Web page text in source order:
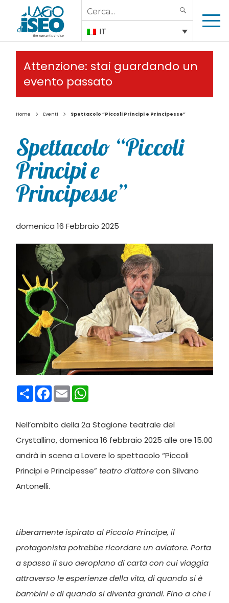
Search
for:
IT
Attenzione: stai guardando un
evento passato
Home > Eventi > Spettacolo “Piccoli Principi e Principesse”
Spettacolo “Piccoli
Principi e
Principesse”
domenica 16 Febbraio 2025
CondividiFacebook
Email
Nell’ambito della 2a Stagione teatrale del
Crystallino, domenica 16 febbraio 2025 alle ore 15.00
andrà in scena a Lovere lo spettacolo “Piccoli
Principi e Principesse” teatro d’attorecon Silvano
Antonelli.
Liberamente ispirato al Piccolo Principe, il
protagonista potrebbe ricordare un aviatore. Porta
a spasso il suo aeroplano di carta con cui viaggia
attraverso le esperienze della vita, di quando si è
bambini e di quando si diventa grandi. Fino a che i